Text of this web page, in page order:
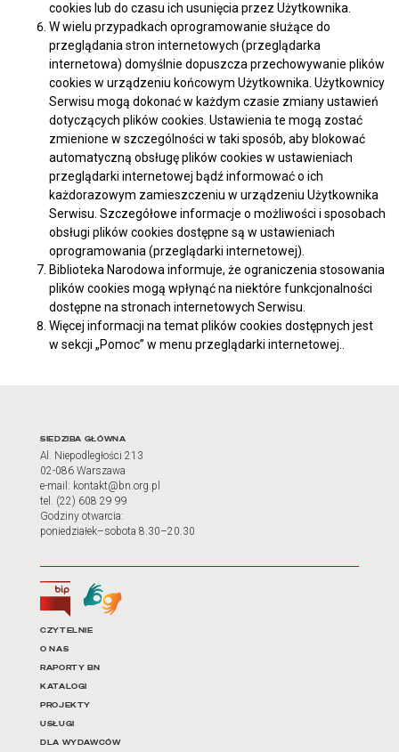
cookies lub do czasu ich usunięcia przez Użytkownika.
W wielu przypadkach oprogramowanie służące do
przeglądania stron internetowych (przeglądarka
internetowa) domyślnie dopuszcza przechowywanie plików
cookies w urządzeniu końcowym Użytkownika. Użytkownicy
Serwisu mogą dokonać w każdym czasie zmiany ustawień
dotyczących plików cookies. Ustawienia te mogą zostać
zmienione w szczególności w taki sposób, aby blokować
automatyczną obsługę plików cookies w ustawieniach
przeglądarki internetowej bądź informować o ich
każdorazowym zamieszczeniu w urządzeniu Użytkownika
Serwisu. Szczegółowe informacje o możliwości i sposobach
obsługi plików cookies dostępne są w ustawieniach
oprogramowania (przeglądarki internetowej).
Biblioteka Narodowa informuje, że ograniczenia stosowania
plików cookies mogą wpłynąć na niektóre funkcjonalności
dostępne na stronach internetowych Serwisu.
Więcej informacji na temat plików cookies dostępnych jest
w sekcji „Pomoc” w menu przeglądarki internetowej..
Adres oraz godziny
SIEDZIBA GŁÓWNA
Al. Niepodległości 213
02-086 Warszawa
e-mail: kontakt@bn.org.pl
tel. (22) 608 29 99
Godziny otwarcia:
poniedziałek–sobota 8.30–20.30
Biuletyn Informacji Publicznej
Tłumacz języka migowego
Linki do najważniejszych
CZYTELNIE
O NAS
RAPORTY BN
KATALOGI
PROJEKTY
USŁUGI
DLA WYDAWCÓW